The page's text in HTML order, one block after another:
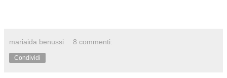
mariaida benussi 8 commenti:
Condividi